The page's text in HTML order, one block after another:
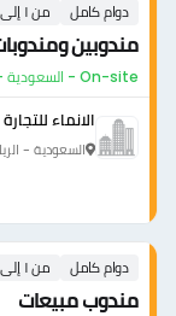
دوام كامل من ١ إلى ٢ سنة
مندوبين
On-site - السعودية - الرياض
الانماء للتجارة
السعودية -
دوام كامل من ١ إلى ٢ سنة
مندوب مبيعات